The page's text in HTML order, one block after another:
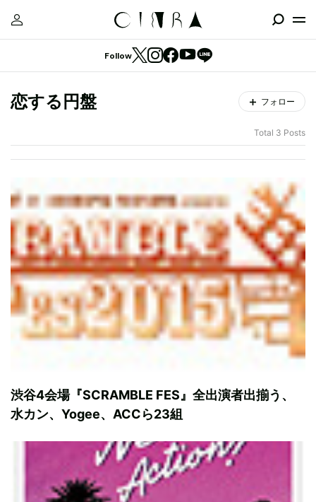
Follow
恋する円盤 フォロー
Total 3 Posts
渋谷4会場『SCRAMBLE FES』全出演者出揃う、
水カン、Yogee、ACCら23組